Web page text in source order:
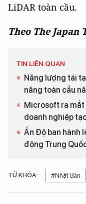
LiDAR toàn cầu.
Theo The Japan
TIN LIÊN QUAN
Năng lượng tái
năng toàn cầu
Microsoft ra mắt
doanh nghiệp
Ấn Độ ban hành
động Trung
TỪ KHÓA: #Nhật Bản